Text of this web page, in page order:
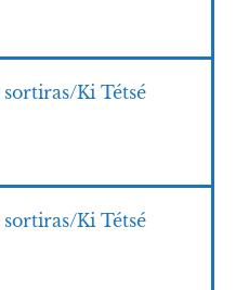
Ki Tétsé
Ki Tétsé